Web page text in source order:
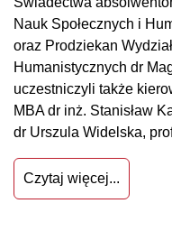
Nauk Społecznych i
oraz Prodziekan
Humanistycznych dr
uczestniczyli także
MBA dr inż. Stanisław
dr Urszula Widelska,
Czytaj więcej...